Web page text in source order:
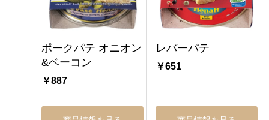
ポークパテ オニオン
&ベーコン
￥887
レバーパテ
￥651